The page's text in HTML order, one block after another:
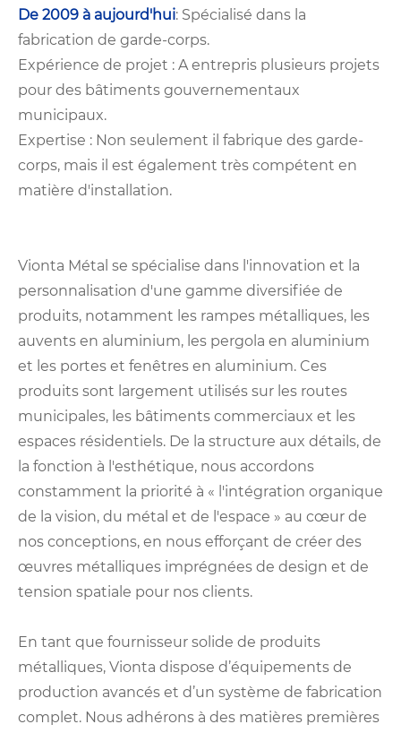
De 2009 à aujourd'hui: Spécialisé dans la
fabrication de garde-corps.
Expérience de projet : A entrepris plusieurs projets
pour des bâtiments gouvernementaux
municipaux.
Expertise : Non seulement il fabrique des garde-
corps, mais il est également très compétent en
matière d'installation.
Vionta Métal se spécialise dans l'innovation et la
personnalisation d'une gamme diversifiée de
produits, notamment les rampes métalliques, les
auvents en aluminium, les pergola en aluminium
et les portes et fenêtres en aluminium. Ces
produits sont largement utilisés sur les routes
municipales, les bâtiments commerciaux et les
espaces résidentiels. De la structure aux détails, de
la fonction à l'esthétique, nous accordons
constamment la priorité à « l'intégration organique
de la vision, du métal et de l'espace » au cœur de
nos conceptions, en nous efforçant de créer des
œuvres métalliques imprégnées de design et de
tension spatiale pour nos clients.
En tant que fournisseur solide de produits
métalliques, Vionta dispose d’équipements de
production avancés et d’un système de fabrication
complet. Nous adhérons à des matières premières